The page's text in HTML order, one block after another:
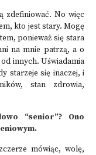
zdefiniować. No więc
kto jest stary. Mogę
ponieważ się stara
na mnie patrzą, a o
innych. Uświadamia
starzeje się inaczej, i
stan zdrowia,
“senior”? Ono
mówiąc, wolę,